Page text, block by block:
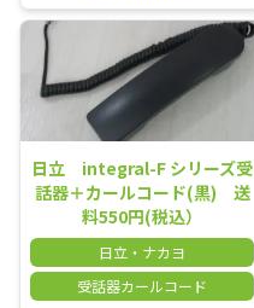
日立 integral-F シリーズ受
話器＋カールコード(黒) 送
料550円(税込）
日立・ナカヨ
受話器カールコード